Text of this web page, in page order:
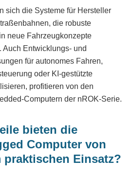
sich die Systeme für Hersteller
die robuste
neue Fahrzeugkonzepte
Auch Entwicklungs- und
für autonomes Fahren,
oder KI-gestützte
profitieren von den
Computern der nROK-Serie.
bieten die
Computer von
praktischen Einsatz?